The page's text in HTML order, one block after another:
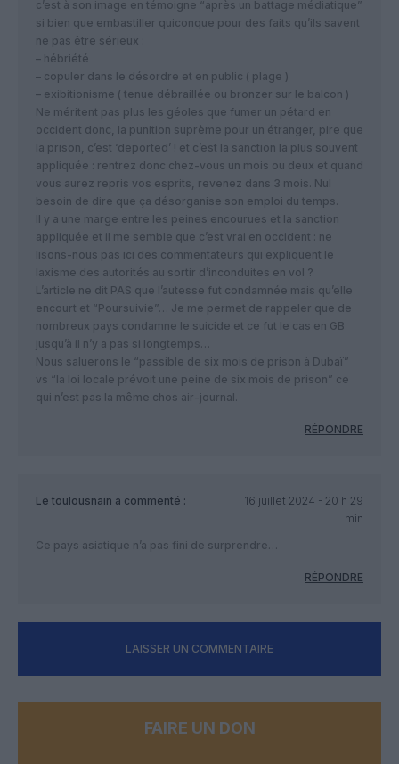
c’est à son image en témoigne “après un battage médiatique”
si bien que embastiller quiconque pour des faits qu’ils savent
ne pas être sérieux :
– hébriété
– copuler dans le désordre et en public ( plage )
– exibitionisme ( tenue débraillée ou bronzer sur le balcon )
Ne méritent pas plus les géoles que fumer un pétard en
occident donc, la punition suprème pour un étranger, pire que
la prison, c’est ‘deported’ ! et c’est la sanction la plus souvent
appliquée : rentrez donc chez-vous un mois ou deux et quand
vous aurez repris vos esprits, revenez dans 3 mois. Nul
besoin de dire que ça désorganise son emploi du temps.
Il y a une marge entre les peines encourues et la sanction
appliquée et il me semble que c’est vrai en occident : ne
lisons-nous pas ici des commentateurs qui expliquent le
laxisme des autorités au sortir d’inconduites en vol ?
L’article ne dit PAS que l’autesse fut condamnée mais qu’elle
encourt et “Poursuivie”… Je me permet de rappeler que de
nombreux pays condamne le suicide et ce fut le cas en GB
jusqu’à il n’y a pas si longtemps…
Nous saluerons le “passible de six mois de prison à Dubaï”
vs “la loi locale prévoit une peine de six mois de prison” ce
qui n’est pas la même chos air-journal.
RÉPONDRE
Le toulousnain a commenté :
16 juillet 2024 - 20 h 29
min
Ce pays asiatique n’a pas fini de surprendre…
RÉPONDRE
LAISSER UN COMMENTAIRE
FAIRE UN DON